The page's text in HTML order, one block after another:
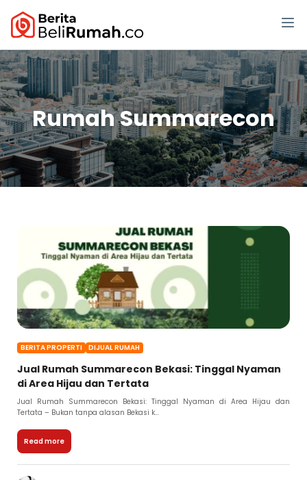
Rumah Summarecon
BERITA PROPERTI DIJUAL RUMAH
Jual Rumah Summarecon Bekasi: Tinggal Nyaman
di Area Hijau dan Tertata
Jual Rumah Summarecon Bekasi: Tinggal Nyaman di Area Hijau dan
Tertata – Bukan tanpa alasan Bekasi k...
Read more